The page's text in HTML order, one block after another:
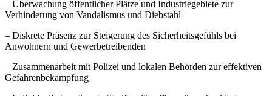
– Überwachung öffentlicher Plätze und Industriegebiete zur
Verhinderung von Vandalismus und Diebstahl
– Diskrete Präsenz zur Steigerung des Sicherheitsgefühls bei
Anwohnern und Gewerbetreibenden
– Zusammenarbeit mit Polizei und lokalen Behörden zur effektiven
Gefahrenbekämpfung